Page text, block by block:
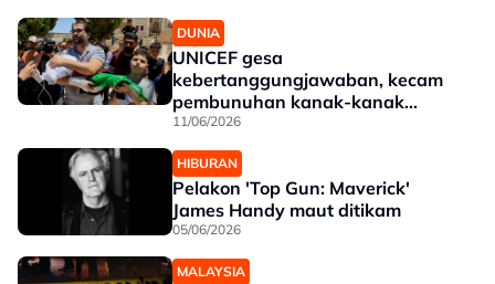
DUNIA
UNICEF gesa
kebertanggungjawaban, kecam
pembunuhan kanak-kanak
Palestin
11/06/2026
HIBURAN
Pelakon 'Top Gun: Maverick'
James Handy maut ditikam
05/06/2026
MALAYSIA